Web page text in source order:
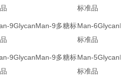
标准品
9GlycanMan-9多糖标Man-
标准品
9GlycanMan-9多糖标Man-
标准品